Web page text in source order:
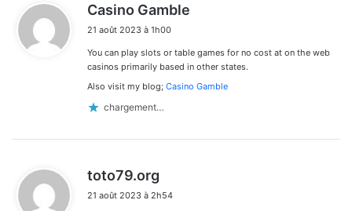
Casino Gamble
:
21 août 2023 à 1h00
You can play slots or table games for no cost at on the web
casinos primarily based in other states.
Also visit my blog; Casino Gamble
chargement…
toto79.org
t
21 août 2023 à 2h54